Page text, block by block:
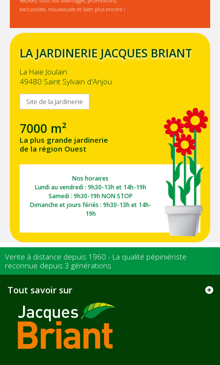
exclusivités, nouveautés et bien plus encore !
LA JARDINERIE JACQUES BRIANT
La Haie Joulain
49480 Saint Sylvain d'Anjou
Site de la Jardinerie
7000 m²
La plus grande jardinerie
de la région Ouest
Nos horaires
Lundi au vendredi : 9h30-13h et 14h-19h
Samedi : 9h30-19h NON STOP
Dimanche et jours fériés : 9h30-13h et 14h-
19h
Vente à distance depuis 1960 - La qualité pépiniériste
reconnue depuis 3 générations
Tout savoir sur